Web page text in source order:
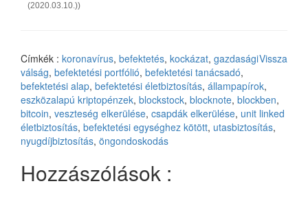
(2020.03.10.))
Vissza
Címkék : koronavírus, befektetés, kockázat, gazdasági
válság, befektetési portfólió, befektetési tanácsadó,
befektetési alap, befektetési életbiztosítás, állampapírok,
eszközalapú kriptopénzek, blockstock, blocknote, blockben,
bitcoin, veszteség elkerülése, csapdák elkerülése, unit linked
életbiztosítás, befektetési egységhez kötött, utasbiztosítás,
nyugdíjbiztosítás, öngondoskodás
Hozzászólások :